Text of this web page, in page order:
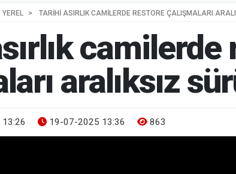
YEREL TARIHI ASIRLIK CAMILERDE RESTORE ÇALIŞMALARI
camilerde
aralıksız
19-07-2025 13:36 863